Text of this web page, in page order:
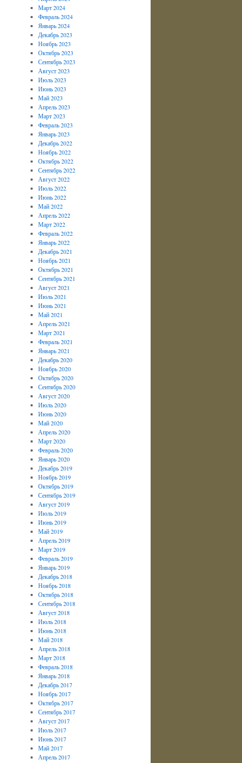
Март 2024
Февраль 2024
Январь 2024
Декабрь 2023
Ноябрь 2023
Октябрь 2023
Сентябрь 2023
Август 2023
Июль 2023
Июнь 2023
Май 2023
Апрель 2023
Март 2023
Февраль 2023
Январь 2023
Декабрь 2022
Ноябрь 2022
Октябрь 2022
Сентябрь 2022
Август 2022
Июль 2022
Июнь 2022
Май 2022
Апрель 2022
Март 2022
Февраль 2022
Январь 2022
Декабрь 2021
Ноябрь 2021
Октябрь 2021
Сентябрь 2021
Август 2021
Июль 2021
Июнь 2021
Май 2021
Апрель 2021
Март 2021
Февраль 2021
Январь 2021
Декабрь 2020
Ноябрь 2020
Октябрь 2020
Сентябрь 2020
Август 2020
Июль 2020
Июнь 2020
Май 2020
Апрель 2020
Март 2020
Февраль 2020
Январь 2020
Декабрь 2019
Ноябрь 2019
Октябрь 2019
Сентябрь 2019
Август 2019
Июль 2019
Июнь 2019
Май 2019
Апрель 2019
Март 2019
Февраль 2019
Январь 2019
Декабрь 2018
Ноябрь 2018
Октябрь 2018
Сентябрь 2018
Август 2018
Июль 2018
Июнь 2018
Май 2018
Апрель 2018
Март 2018
Февраль 2018
Январь 2018
Декабрь 2017
Ноябрь 2017
Октябрь 2017
Сентябрь 2017
Август 2017
Июль 2017
Июнь 2017
Май 2017
Апрель 2017